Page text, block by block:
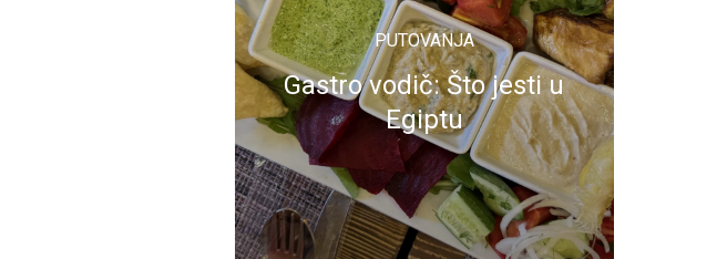
PUTOVANJA
Gastro vodič: Što jesti u
Egiptu